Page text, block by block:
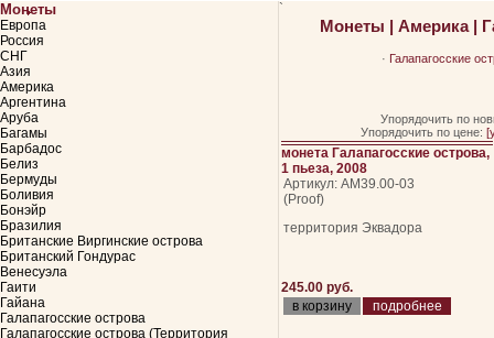
Монеты
Европа
Россия
СНГ
Азия
Америка
Аргентина
Аруба
Багамы
Барбадос
Белиз
Бермуды
Боливия
Бонэйр
Бразилия
Британские Виргинские острова
Британский Гондурас
Венесуэла
Гаити
Гайана
Галапагосские острова
Галапагосские острова (Территория
`
Монеты | Америка|
· Галапагосские
Упорядочить по
Упорядочить по цене:
монета Галапагосские острова,
1 пьеза, 2008
Артикул: АМ39.00-03
(Proof)
территория Эквадора
245.00 руб.
подробнее